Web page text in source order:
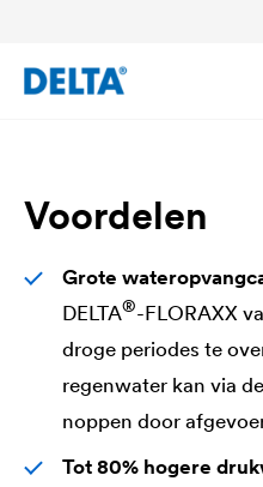
Voordelen
Grote
DELTA®-FLORAXX
droge periodes te
regenwater kan via
noppen door
Tot 80% hogere